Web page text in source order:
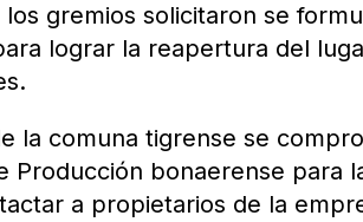
los gremios solicitaron se
lograr la reapertura del
la comuna tigrense se
Producción bonaerense para
a propietarios de la